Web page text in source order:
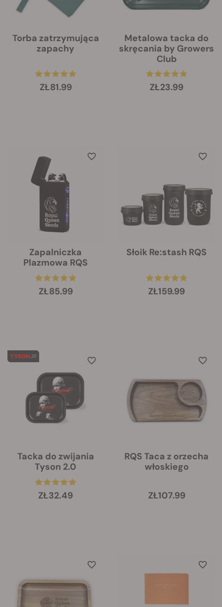
Torba zatrzymująca
zapachy
ZŁ81.99
Metalowa tacka do
skręcania by Growers
Club
ZŁ23.99
Zapalniczka
Plazmowa RQS
ZŁ85.99
Słoik Re:stash RQS
ZŁ159.99
Tacka do zwijania
Tyson 2.0
ZŁ32.49
RQS Taca z orzecha
włoskiego
ZŁ107.99